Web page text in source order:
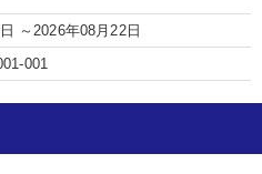
～2026年08月22日
001